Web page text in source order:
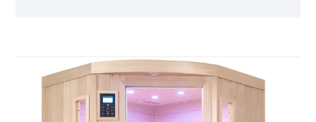
metabolisme, mbantu ngilangi racun saka awak,
ningkatake kualitas kulit, lan entuk efek kaendahan,
kaendahan awak, fitness, detoksifikasi, istirahat lan
nyuda stres, lan njaga kesehatan. Kajaba iku,